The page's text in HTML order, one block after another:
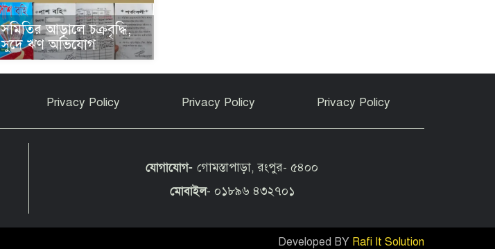
সমিতির আড়ালে চক্রবৃদ্ধি,
সুদে ঋণ অভিযোগ
Privacy Policy Privacy Policy Privacy Policy
যোগাযোগ- গোমস্তাপাড়া, রংপুর- ৫৪০০
মোবাইল- ০১৮৯৬ ৪৩২৭০১
Developed BY Rafi It Solution